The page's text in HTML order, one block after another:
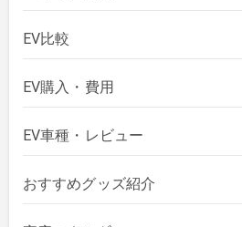
EV比較
EV購入・費用
EV車種・レビュー
おすすめグッズ紹介